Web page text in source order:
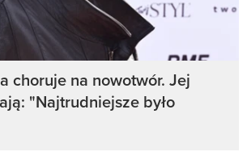
choruje na nowotwór. Jej
"Najtrudniejsze było